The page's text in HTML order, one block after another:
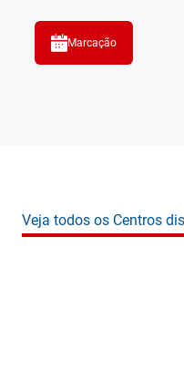
Marcação
Veja todos os Centros